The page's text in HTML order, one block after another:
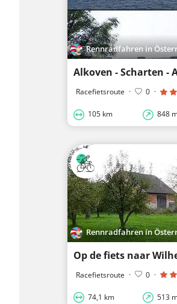
Rennradfahren in
Alkoven - Scharten -
Racefietsroute · 0 ·
105 km 848
Rennradfahren in
Op de fiets naar
Racefietsroute · 0 ·
74,1 km 513